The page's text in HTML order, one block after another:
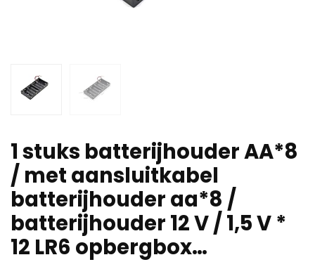
1 stuks batterijhouder AA*8
/ met aansluitkabel
batterijhouder aa*8 /
batterijhouder 12 V / 1,5 V *
12 LR6 opbergbox…